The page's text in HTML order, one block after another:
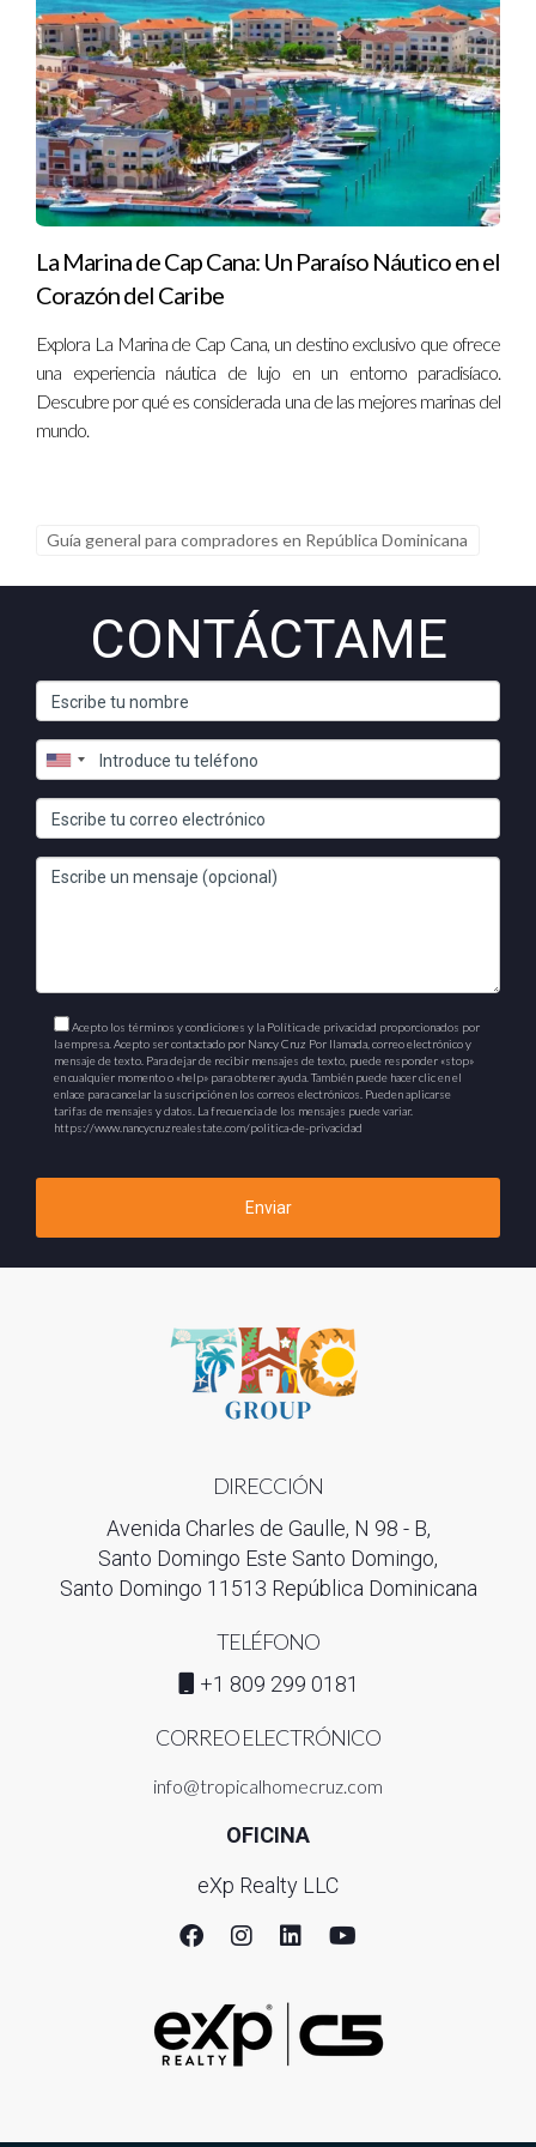
La Marina de Cap Cana: Un Paraíso Náutico en el
Corazón del Caribe
Explora La Marina de Cap Cana, un destino exclusivo que ofrece
una experiencia náutica de lujo en un entorno paradisíaco.
Descubre por qué es considerada una de las mejores marinas del
mundo.
Guía general para compradores en República Dominicana
CONTÁCTAME
Acepto los términos y condiciones y la Política de privacidad proporcionados por
la empresa. Acepto ser contactado por Nancy Cruz Por llamada, correo electrónico y
mensaje de texto. Para dejar de recibir mensajes de texto, puede responder «stop»
en cualquier momento o «help» para obtener ayuda. También puede hacer clic en el
enlace para cancelar la suscripción en los correos electrónicos. Pueden aplicarse
tarifas de mensajes y datos. La frecuencia de los mensajes puede variar.
https://www.nancycruzrealestate.com/politica-de-privacidad
Enviar
DIRECCIÓN
Avenida Charles de Gaulle, N 98 - B,
Santo Domingo Este Santo Domingo,
Santo Domingo 11513 República Dominicana
TELÉFONO
+1 809 299 0181
CORREO ELECTRÓNICO
info@tropicalhomecruz.com
OFICINA
eXp Realty LLC